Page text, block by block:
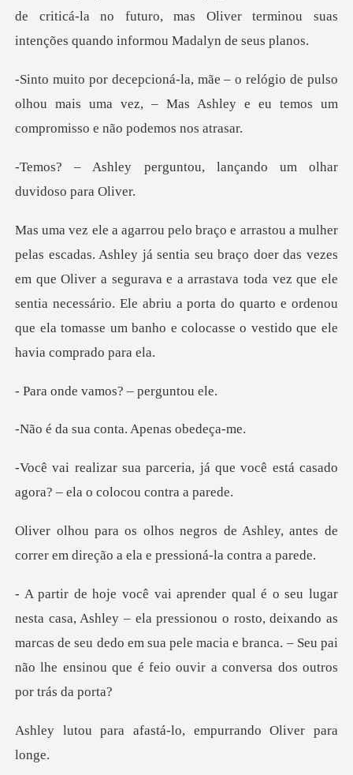
de criticá-la no futuro, mas O
de pulso
olhou mais uma vez, – Mas Ashley e eu
tou, lançando um olhar
r das vezes
em que Oliver a segurava e a arrastava toda vez que ele
sentia necessário. Ele abriu a por
vamos? – per
conta. Apena
já que você está casado
agora?
Ashley, antes de
correr em direção
pressionou o rosto, deixando as
marcas de seu dedo em sua pele macia e branca. –
fastá-lo, empurrand